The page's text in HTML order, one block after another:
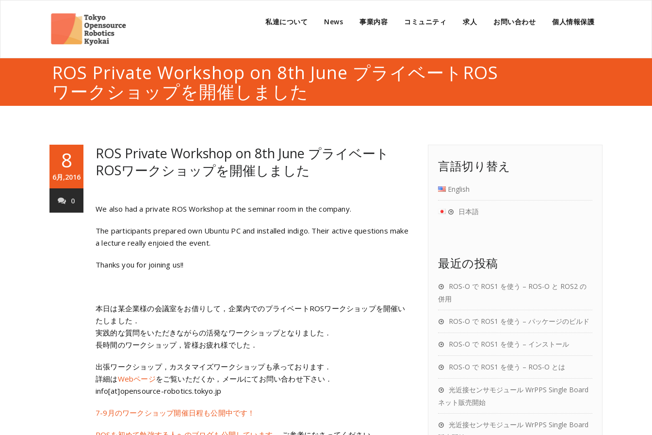
私達について News 事業内容 コミュニティ 求人 お問い合わせ 個人情報保護
ROS Private Workshop on 8th June プライベートROS
ワークショップを開催しました
8
6月,2016
0
ROS Private Workshop on 8th June プライベート
ROSワークショップを開催しました
We also had a private ROS Workshop at the seminar room in the company.
The participants prepared own Ubuntu PC and installed indigo. Their active questions make
a lecture really enjoied the event.
Thanks you for joining us!!
本日は某企業様の会議室をお借りして，企業内でのプライベートROSワークショップを開催い
たしました．
実践的な質問をいただきながらの活発なワークショップとなりました．
長時間のワークショップ，皆様お疲れ様でした．
出張ワークショップ，カスタマイズワークショップも承っております．
詳細はWebページをご覧いただくか，メールにてお問い合わせ下さい．
info[at]opensource-robotics.tokyo.jp
7-9月のワークショップ開催日程も公開中です！
言語切り替え
English
日本語
最近の投稿
ROS-O で ROS1 を使う – ROS-O と ROS2 の
併用
ROS-O で ROS1 を使う – パッケージのビルド
ROS-O で ROS1 を使う – インストール
ROS-O で ROS1 を使う – ROS-O とは
光近接センサモジュール WrPPS Single Board
ネット販売開始
光近接センサモジュール WrPPS Single Board